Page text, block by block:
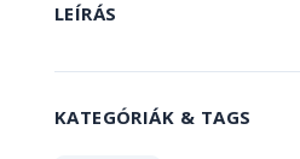
LEÍRÁS
KATEGÓRIÁK & TAGS